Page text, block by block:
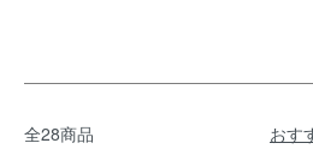
全28商品 おす